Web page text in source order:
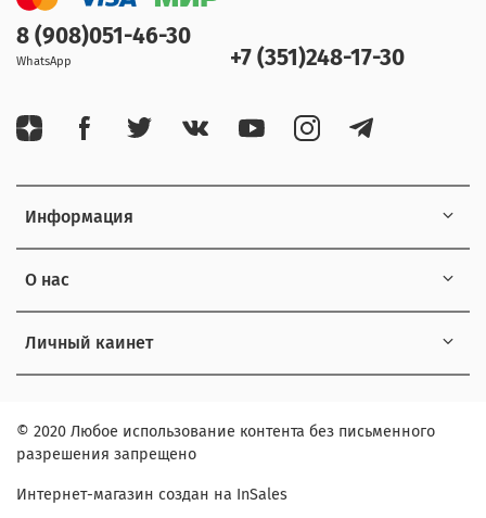
Информация
О нас
Личный каинет
8 (908)051-46-30
WhatsApp +7 (351)248-17-30
© 2020 Любое использование контента без письменного
разрешения запрещено
Интернет-магазин создан на InSales